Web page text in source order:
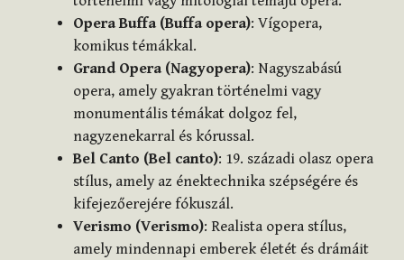
Opera Buffa (Buffa opera): Vígopera,
komikus témákkal.
Grand Opera (Nagyopera): Nagyszabású
opera, amely gyakran történelmi vagy
monumentális témákat dolgoz fel,
nagyzenekarral és kórussal.
Bel Canto (Bel canto): 19. századi olasz opera
stílus, amely az énektechnika szépségére és
kifejezőerejére fókuszál.
Verismo (Verismo): Realista opera stílus,
amely mindennapi emberek életét és drámáit